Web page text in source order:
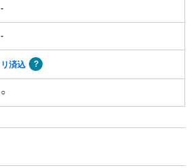
-
-
リ済込
○